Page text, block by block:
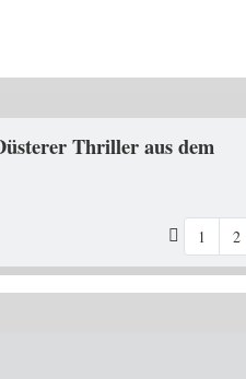
Thriller aus dem
1
2